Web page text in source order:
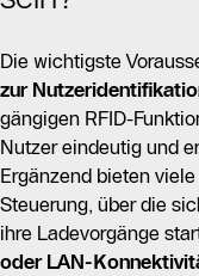
Die wichtigste
zur
gängigen RFID-
Nutzer eindeutig und
Ergänzend bieten
Steuerung, über die
ihre Ladevorgänge
oder LAN-